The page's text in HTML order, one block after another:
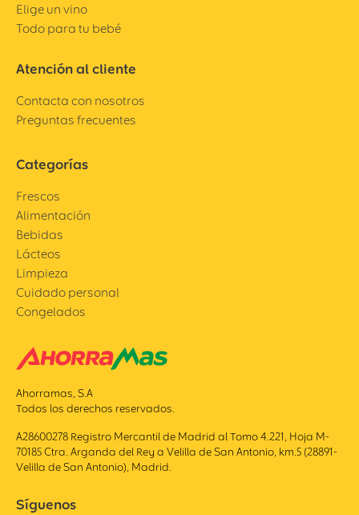
Elige un vino
Todo para tu bebé
Atención al cliente
Contacta con nosotros
Preguntas frecuentes
Categorías
Frescos
Alimentación
Bebidas
Lácteos
Limpieza
Cuidado personal
Congelados
Ahorramas, S.A
Todos los derechos reservados.
A28600278 Registro Mercantil de Madrid al Tomo 4.221, Hoja M-
70185 Ctra. Arganda del Rey a Velilla de San Antonio, km.5 (28891-
Velilla de San Antonio), Madrid.
Síguenos